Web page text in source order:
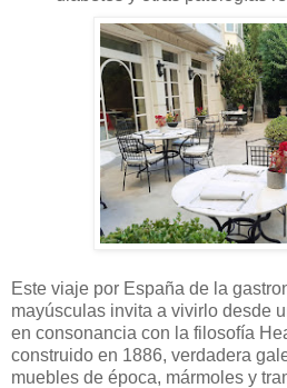
Este viaje por España de la
mayúsculas invita a vivirlo desde
en consonancia con la filosofía
construido en 1886, verdadera
muebles de época, mármoles y